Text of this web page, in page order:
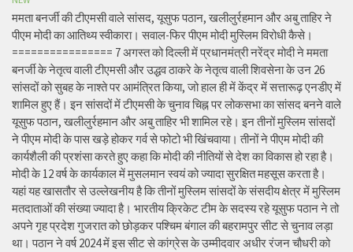
ममता बनर्जी की टीएमसी वाले सांसद, यूसुफ पठान, खलीलुर्रहमान और अबु ताहिर ने
पीएम मोदी का आतिथ्य स्वीकारा। सवाल-फिर पीएम मोदी मुस्लिम विरोधी कैसे।
================ 7 अगस्त को दिल्ली में प्रधानमंत्री नरेंद्र मोदी ने ममता
बनर्जी के नेतृत्व वाली टीएमसी और उद्धव ठाकरे के नेतृत्व वाली शिवसेना के उन 26
सांसदों को सुबह के नाश्ते पर आमंत्रित किया, जो हाल ही में केंद्र में सत्तारूढ़ एनडीए में
शामिल हुए हैं। इन सांसदों में टीएमसी के चुनाव चिह्न पर लोकसभा का सांसद बनने वाले
यूसुफ पठान, खलीलुर्रहमान और अबु ताहिर भी शामिल रहे। इन तीनों मुस्लिम सांसदों
ने पीएम मोदी के पास खड़े होकर गर्व से फोटो भी खिंचवाया। तीनों ने पीएम मोदी की
कार्यशैली की प्रशंसा करते हुए कहा कि मोदी की नीतियों से देश का विकास हो रहा है।
मोदी के 12 वर्ष के कार्यकाल में मुसलमान स्वयं को ज्यादा सुरक्षित महसूस करता है।
यहां यह खासतौर से उल्लेखनीय है कि तीनों मुस्लिम सांसदों के संसदीय क्षेत्र में मुस्लिम
मतदाताओं की संख्या ज्यादा है। भारतीय क्रिकेट टीम के सदस्य रहे यूसुफ पठान ने तो
अपने गृह प्रदेश गुजरात को छोड़कर पश्चिम बंगाल की बहरामपुर सीट से चुनाव लड़ा
था। पठान ने वर्ष 2024 में इस सीट से कांग्रेस के उम्मीदवार अधीर रंजन चौधरी को